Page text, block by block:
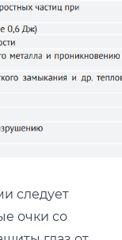
следует
очки со